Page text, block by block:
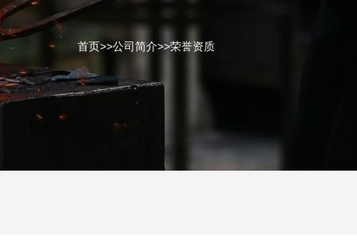
首页>>公司简介>>荣誉资质